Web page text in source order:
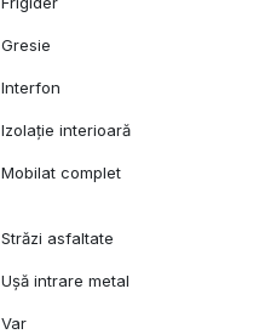
Gresie
Interfon
Izolație interioară
Mobilat complet
Străzi asfaltate
Ușă intrare metal
Var